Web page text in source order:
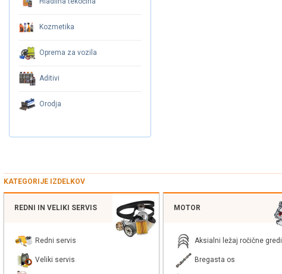
Kozmetika
Oprema za vozila
Aditivi
Orodja
KATEGORIJE IZDELKOV
REDNI IN VELIKI SERVIS
Redni servis
Veliki servis
MOTOR
Aksialni ležaj ročične gredi
Bregasta os